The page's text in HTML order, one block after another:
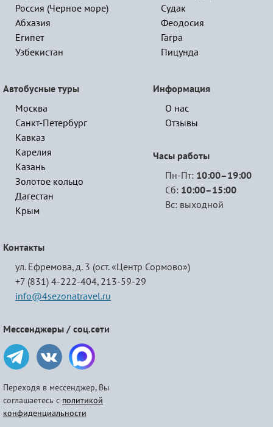
Россия (Черное море)
Абхазия
Египет
Узбекистан
Судак
Феодосия
Гагра
Пицунда
Автобусные туры
Москва
Санкт-Петербург
Кавказ
Карелия
Казань
Золотое кольцо
Дагестан
Крым
Информация
О нас
Отзывы
Часы работы
Пн-Пт: 10:00–19:00
Сб: 10:00–15:00
Вс: выходной
Контакты
ул. Ефремова, д. 3 (ост. «Центр Сормово»)
+7 (831) 4-222-404, 213-59-29
info@4sezonatravel.ru
Мессенджеры / соц.сети
Переходя в мессенджер, Вы
соглашаетесь с политикой
конфиденциальности